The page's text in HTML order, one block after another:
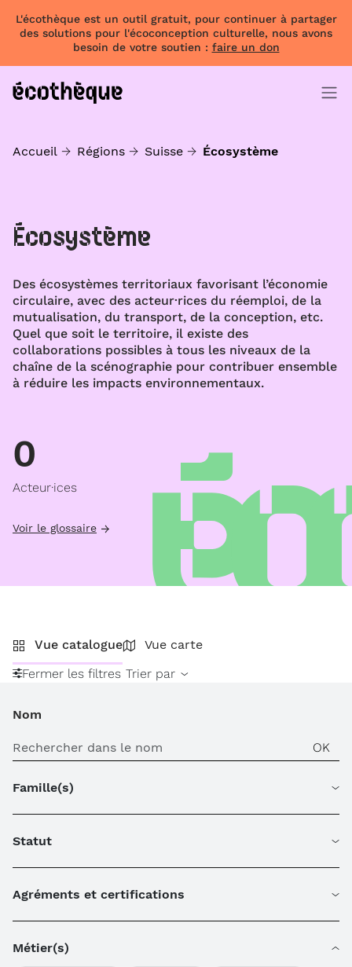
L'écothèque est un outil gratuit, pour continuer à partager
des solutions pour l'écoconception culturelle, nous avons
besoin de votre soutien : faire un don
Accueil Régions Suisse Écosystème
Écosystème
Des écosystèmes territoriaux favorisant l’économie
circulaire, avec des acteur·rices du réemploi, de la
mutualisation, du transport, de la conception, etc.
Quel que soit le territoire, il existe des
collaborations possibles à tous les niveaux de la
chaîne de la scénographie pour contribuer ensemble
à réduire les impacts environnementaux.
0
Acteur·ices
Voir le glossaire
Vue catalogue
Vue carte
Fermer les filtres Trier par
Nom
Famille(s)
Statut
Agréments et certifications
Métier(s)